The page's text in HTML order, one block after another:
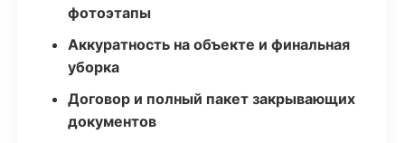
фотоэтапы
Аккуратность на объекте и финальная
уборка
Договор и полный пакет закрывающих
документов